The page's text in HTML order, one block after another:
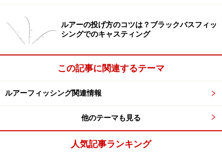
餌木のサイズ
餌木の各部名称が分かったところで、次はサイズの解説
をしておこう。餌木の大きさは「寸」や「号」で区別さ
号は約3cmと思ってもらって構わない。3寸、3号の餌木
なら約9cmの大きさになるという具合だ。ちなみにガイ
ルアーの投げ方のコツは？ブラックバスフィッ
シングでのキャスティング
この記事に関連するテーマ
ルアーフィッシング関連情報
他のテーマも見る
人気記事ランキング